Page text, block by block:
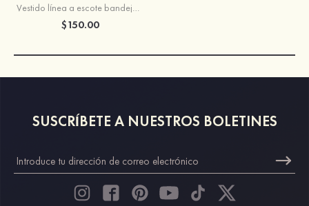
Vestido línea a escote bandeja seda como el satén corto vestido para homecoming
$150.00
SUSCRÍBETE A NUESTROS BOLETINES